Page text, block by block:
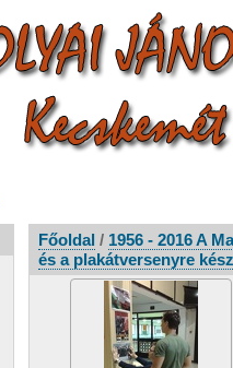
Főoldal/ 1956 - 2016 A
és a plakátversenyre